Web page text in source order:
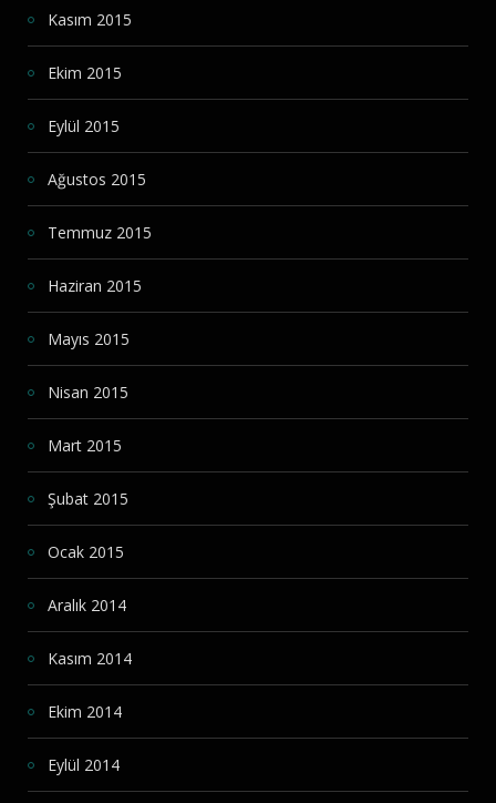
Kasım 2015
Ekim 2015
Eylül 2015
Ağustos 2015
Temmuz 2015
Haziran 2015
Mayıs 2015
Nisan 2015
Mart 2015
Şubat 2015
Ocak 2015
Aralık 2014
Kasım 2014
Ekim 2014
Eylül 2014